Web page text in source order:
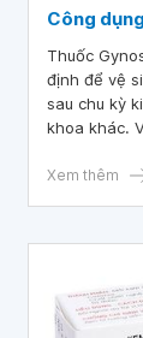
Công
Thuốc
định để vệ
sau chu kỳ
khoa khác.
dụng và lưu
Xem thêm